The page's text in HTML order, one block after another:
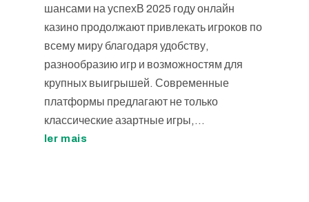
шансами на успехВ 2025 году онлайн
казино продолжают привлекать игроков по
всему миру благодаря удобству,
разнообразию игр и возможностям для
крупных выигрышей. Современные
платформы предлагают не только
классические азартные игры,...
ler mais